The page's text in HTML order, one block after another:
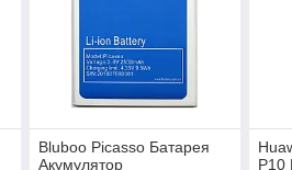
Bluboo Picasso Батарея
Акумулятор
P10